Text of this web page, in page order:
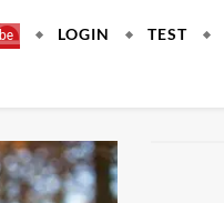
LOGIN TEST